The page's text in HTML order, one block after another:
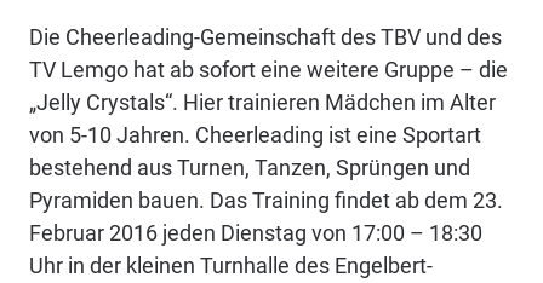
Die Cheerleading-Gemeinschaft des TBV und des
TV Lemgo hat ab sofort eine weitere Gruppe – die
„Jelly Crystals“. Hier trainieren Mädchen im Alter
von 5-10 Jahren. Cheerleading ist eine Sportart
bestehend aus Turnen, Tanzen, Sprüngen und
Pyramiden bauen. Das Training findet ab dem 23.
Februar 2016 jeden Dienstag von 17:00 – 18:30
Uhr in der kleinen Turnhalle des Engelbert-